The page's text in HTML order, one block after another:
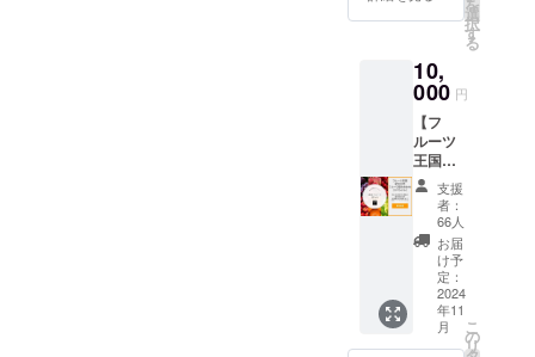
coming
割引
コード
を発行
いたし
ます。
HPより
ご予約
の際、
忘れず
に記入
をお願
いいた
しま
す。
9月30日
までの3
割引
コード
を発行
いたし
ます。
HPより
ご予約
の際、
忘れず
に記入
をお願
いいた
しま
す。
(URL：
・食材
ん。ご
自由に
お持ち
込みく
ださ
い。 ・
現金へ
の交換
はでき
ませ
ん。 ・
有効期
間：
2024年
10月1
温多湿
を避け
涼しい
所で保
存して
くださ
い。 ・
賞味期
限：未
定です
が、余
裕を
持って
発送し
ます ・
個数：
旬を迎
える果
物を約
3-6種類
・産
地：和
歌山県
※原材料
及び添
加物等
の食品
表示は
お届け
商品の
選
択
す
る
10,
000 円
【フ
ルーツ
王国紀
の川市
のフ
ルーツ
詰め合
わせ
（スペ
シャ
ル）】
秋に旬
を迎え
支援
者：
66人
お届
け予
定：
2024
年11
月
こ
の
リ